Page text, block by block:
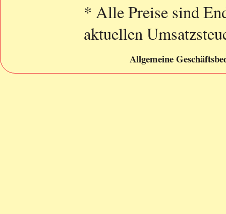
* Alle Preise sind
aktuellen
Allgemeine